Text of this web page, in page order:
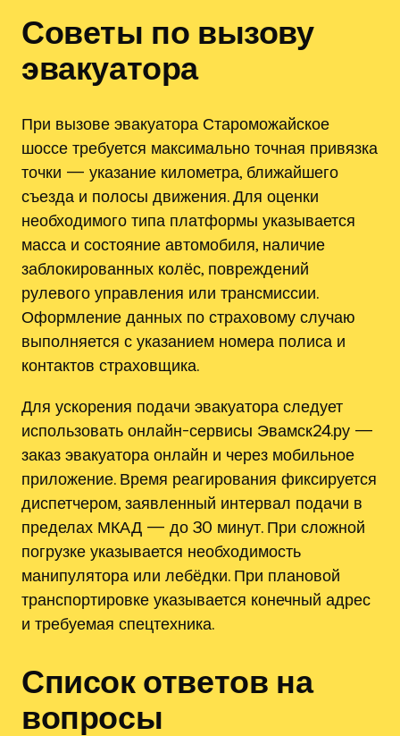
Советы по вызову
эвакуатора
При вызове эвакуатора Староможайское
шоссе требуется максимально точная привязка
точки — указание километра, ближайшего
съезда и полосы движения. Для оценки
необходимого типа платформы указывается
масса и состояние автомобиля, наличие
заблокированных колёс, повреждений
рулевого управления или трансмиссии.
Оформление данных по страховому случаю
выполняется с указанием номера полиса и
контактов страховщика.
Для ускорения подачи эвакуатора следует
использовать онлайн-сервисы Эвамск24.ру —
заказ эвакуатора онлайн и через мобильное
приложение. Время реагирования фиксируется
диспетчером, заявленный интервал подачи в
пределах МКАД — до 30 минут. При сложной
погрузке указывается необходимость
манипулятора или лебёдки. При плановой
транспортировке указывается конечный адрес
и требуемая спецтехника.
Список ответов на
вопросы